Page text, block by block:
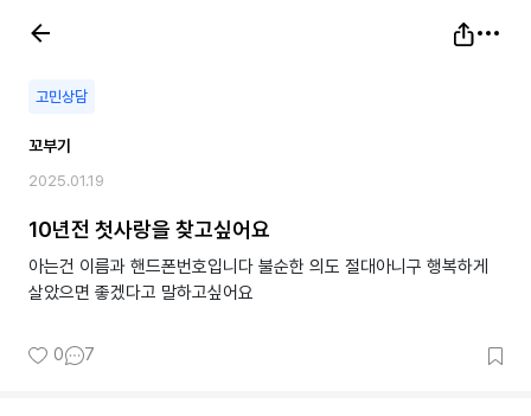
고민상담
꼬부기
2025.01.19
10년전 첫사랑을 찾고싶어요
아는건 이름과 핸드폰번호입니다 불순한 의도 절대아니구 행복하게
살았으면 좋겠다고 말하고싶어요
0 7